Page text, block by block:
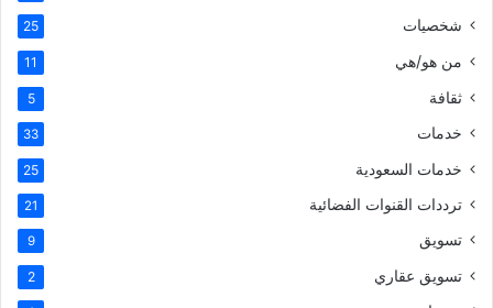
شخصيات 25
من هو/هي 11
ثقافة 5
خدمات 33
خدمات السعودية 25
ترددات القنوات الفضائية 21
تسويق 9
تسويق عقاري 2